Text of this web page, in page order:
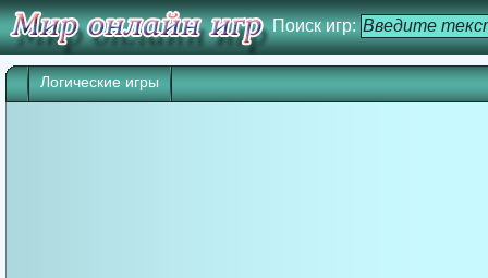
Поиск игр:
Логические игры